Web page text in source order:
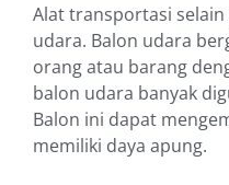
Alat transportasi
udara. Balon udara
orang atau barang
balon udara banyak
Balon ini dapat
memiliki daya apung.